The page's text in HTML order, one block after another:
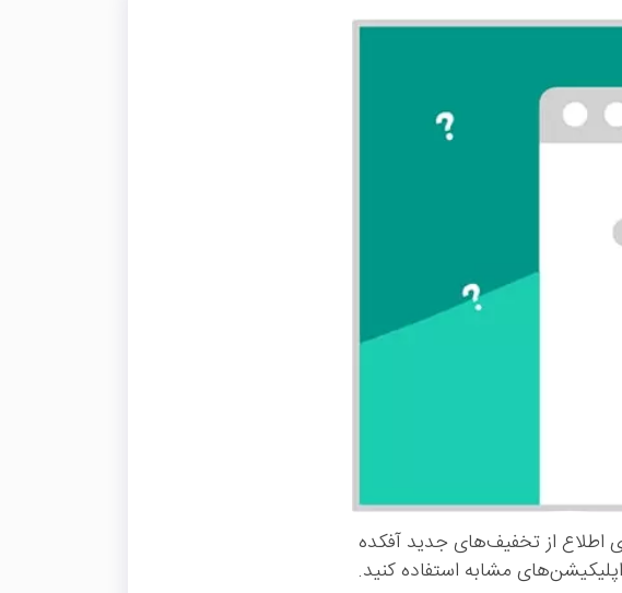
اطلاع از تخفیف‌های جدید آفکده
مشابه استفاده کنید.